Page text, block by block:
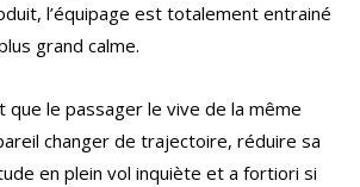
l’équipage est totalement entrainé
grand calme.
que le passager le vive de la même
changer de trajectoire, réduire sa
en plein vol inquiète et a fortiori si